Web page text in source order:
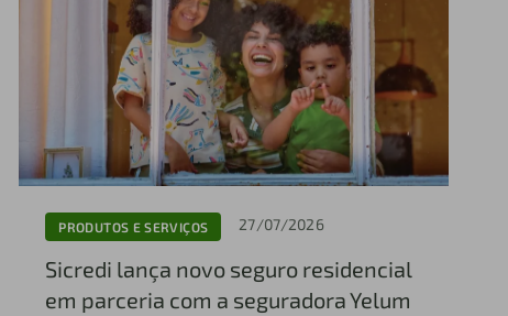
PRODUTOS E SERVIÇOS 27/07/2026
Sicredi lança novo seguro residencial
em parceria com a seguradora Yelum